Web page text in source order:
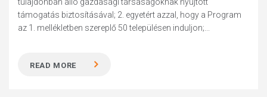
támogatás biztosításával; 2. egyetért azzal, hogy a Program
az 1. mellékletben szereplő 50 településen induljon;...
READ MORE